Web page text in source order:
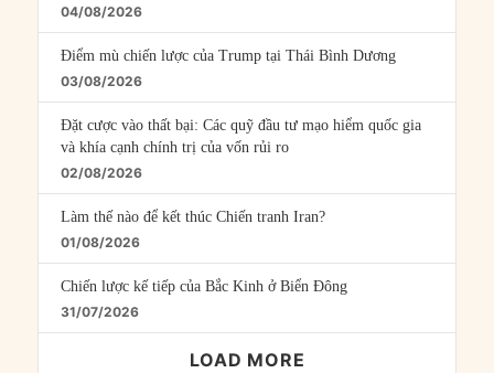
04/08/2026
Điểm mù chiến lược của Trump tại Thái Bình Dương
03/08/2026
Đặt cược vào thất bại: Các quỹ đầu tư mạo hiểm quốc gia
và khía cạnh chính trị của vốn rủi ro
02/08/2026
Làm thế nào để kết thúc Chiến tranh Iran?
01/08/2026
Chiến lược kế tiếp của Bắc Kinh ở Biển Đông
31/07/2026
LOAD MORE